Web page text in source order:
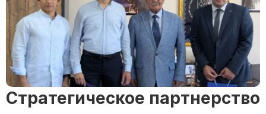
Стратегическое партнерство